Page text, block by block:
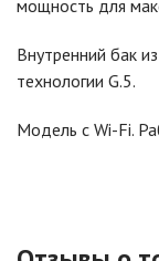
мощность для
Внутренний бак
технологии G.5.
Модель с Wi-Fi.